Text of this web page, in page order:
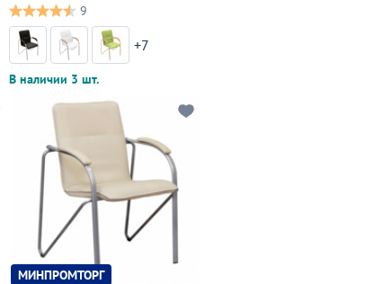
подлокотники венге
9
+7
В наличии 3 шт.
МИНПРОМТОРГ